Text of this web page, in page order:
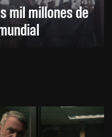
mil millones de